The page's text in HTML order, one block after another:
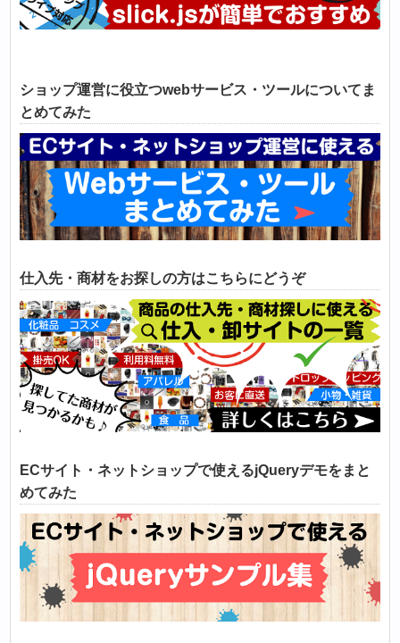
ショップ運営に役立つwebサービス・ツールについてま
とめてみた
仕入先・商材をお探しの方はこちらにどうぞ
ECサイト・ネットショップで使えるjQueryデモをまと
めてみた